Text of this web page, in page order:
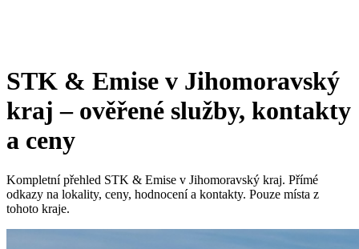
STK & Emise v Jihomoravský
kraj – ověřené služby, kontakty
a ceny
Kompletní přehled STK & Emise v Jihomoravský kraj. Přímé
odkazy na lokality, ceny, hodnocení a kontakty. Pouze místa z
tohoto kraje.